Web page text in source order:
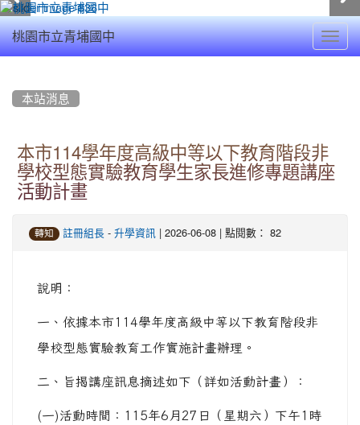
桃園市立青埔國中
本站消息
本市114學年度高級中等以下教育階段非
學校型態實驗教育學生家長進修專題講座
活動計畫
轉知 註冊組長 - 升學資訊 | 2026-06-08 | 點閱數： 82
說明：
一、依據本市114學年度高級中等以下教育階段非
學校型態實驗教育工作實施計畫辦理。
二、旨揭講座訊息摘述如下（詳如活動計畫）：
(一)活動時間：115年6月27日（星期六）下午1時